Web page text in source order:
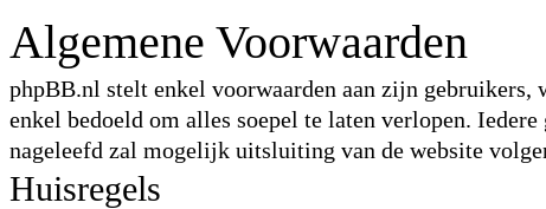
Algemene Voorwaarden
phpBB.nl stelt enkel voorwaarden aan zijn gebruikers,
enkel bedoeld om alles soepel te laten verlopen.
nageleefd zal mogelijk uitsluiting van de website
Huisregels